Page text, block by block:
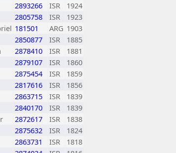
2893266 ISR
1924
2805758 ISR
1923
181501 ARG 1903
2850877 ISR
1885
2878410 ISR
1881
2879107 ISR
1860
2875454 ISR
1859
2817616 ISR
1856
2863715 ISR
1839
2840170 ISR
1839
2872617 ISR
1838
2875632 ISR
1824
2863731 ISR
1818